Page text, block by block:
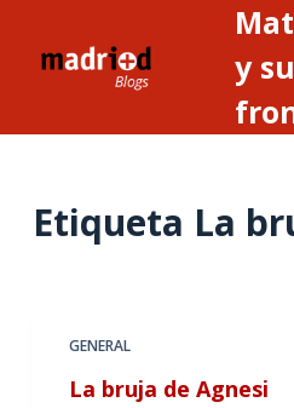
y
Etiqueta La
GENERAL
La bruja de Agnesi